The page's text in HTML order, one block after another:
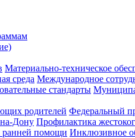
Материально-техническое
среда Международное
стандарты
родителей Федеральный
на-Дону Профилактика
помощи Инклюзивное